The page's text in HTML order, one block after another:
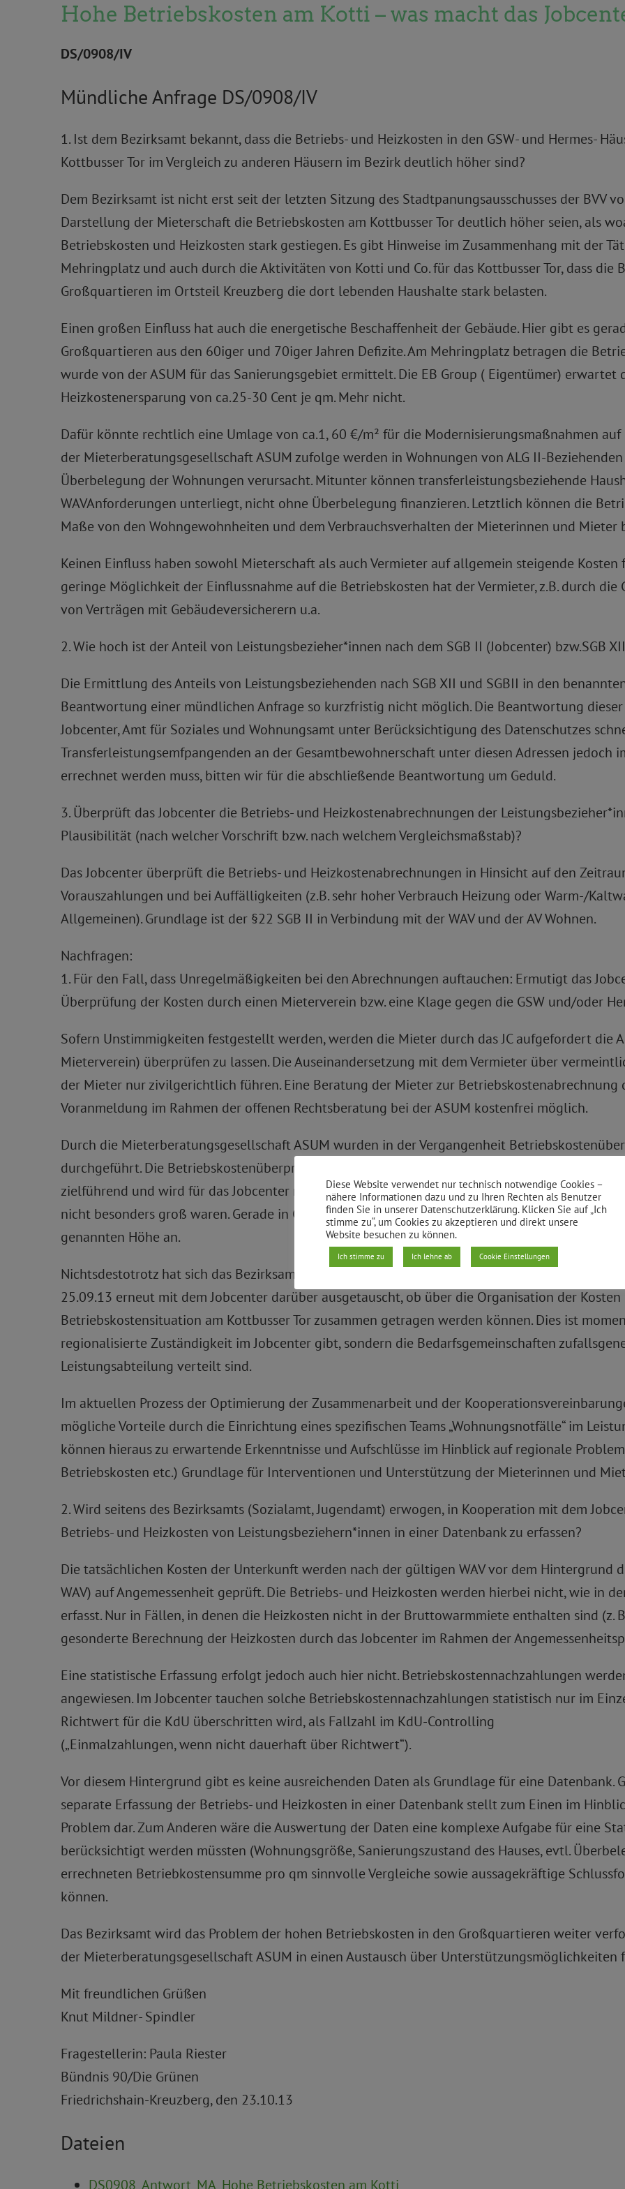
Hohe Betriebskosten am Kotti – was macht das
DS/0908/IV
Mündliche Anfrage DS/0908/IV
1. Ist dem Bezirksamt bekannt, dass die Betriebs- und Heizkosten in den GSW- und Hermes-
Kottbusser Tor im Vergleich zu anderen Häusern im Bezirk deutlich höher sind?
Dem Bezirksamt ist nicht erst seit der letzten Sitzung des Stadtpanungsausschusses der BVV
Darstellung der Mieterschaft die Betriebskosten am Kottbusser Tor deutlich höher seien, als
Betriebskosten und Heizkosten stark gestiegen. Es gibt Hinweise im Zusammenhang mit der
Mehringplatz und auch durch die Aktivitäten von Kotti und Co. für das Kottbusser Tor, dass die
Großquartieren im Ortsteil Kreuzberg die dort lebenden Haushalte stark belasten.
Einen großen Einfluss hat auch die energetische Beschaffenheit der Gebäude. Hier gibt es
Großquartieren aus den 60iger und 70iger Jahren Defizite. Am Mehringplatz betragen die
wurde von der ASUM für das Sanierungsgebiet ermittelt. Die EB Group ( Eigentümer) erwartet
Heizkostenersparung von ca.25-30 Cent je qm. Mehr nicht.
Dafür könnte rechtlich eine Umlage von ca.1, 60 €/m² für die Modernisierungsmaßnahmen
der Mieterberatungsgesellschaft ASUM zufolge werden in Wohnungen von ALG II-
Überbelegung der Wohnungen verursacht. Mitunter können transferleistungsbeziehende
WAVAnforderungen unterliegt, nicht ohne Überbelegung finanzieren. Letztlich können die
Maße von den Wohngewohnheiten und dem Verbrauchsverhalten der Mieterinnen und Mieter
Keinen Einfluss haben sowohl Mieterschaft als auch Vermieter auf allgemein steigende Kosten
geringe Möglichkeit der Einflussnahme auf die Betriebskosten hat der Vermieter, z.B. durch die
von Verträgen mit Gebäudeversicherern u.a.
2. Wie hoch ist der Anteil von Leistungsbezieher*innen nach dem SGB II (Jobcenter) bzw.SGB
Die Ermittlung des Anteils von Leistungsbeziehenden nach SGB XII und SGBII in den
Beantwortung einer mündlichen Anfrage so kurzfristig nicht möglich. Die Beantwortung
Jobcenter, Amt für Soziales und Wohnungsamt unter Berücksichtigung des Datenschutzes
Transferleistungsemfpangenden an der Gesamtbewohnerschaft unter diesen Adressen jedoch
errechnet werden muss, bitten wir für die abschließende Beantwortung um Geduld.
3. Überprüft das Jobcenter die Betriebs- und Heizkostenabrechnungen der
Plausibilität (nach welcher Vorschrift bzw. nach welchem Vergleichsmaßstab)?
Das Jobcenter überprüft die Betriebs- und Heizkostenabrechnungen in Hinsicht auf den
Vorauszahlungen und bei Auffälligkeiten (z.B. sehr hoher Verbrauch Heizung oder Warm-/
Allgemeinen). Grundlage ist der §22 SGB II in Verbindung mit der WAV und der AV Wohnen.
Nachfragen:
1. Für den Fall, dass Unregelmäßigkeiten bei den Abrechnungen auftauchen: Ermutigt das
Überprüfung der Kosten durch einen Mieterverein bzw. eine Klage gegen die GSW und/oder
Sofern Unstimmigkeiten festgestellt werden, werden die Mieter durch das JC aufgefordert die
Mieterverein) überprüfen zu lassen. Die Auseinandersetzung mit dem Vermieter über
der Mieter nur zivilgerichtlich führen. Eine Beratung der Mieter zur Betriebskostenabrechnung
Voranmeldung im Rahmen der offenen Rechtsberatung bei der ASUM kostenfrei möglich.
Durch die Mieterberatungsgesellschaft ASUM wurden in der Vergangenheit
durchgeführt. Die Betriebskostenüberprüfung mit umfangreicher Stellungnahme zur
zielführend und wird für das Jobcenter nicht mehr durchgeführt. Im Ergebnis musste
nicht besonders groß waren. Gerade in Großsiedlungen fallen die Betriebskosten auf Grund
genannten Höhe an.
Nichtsdestotrotz hat sich das Bezirksamt nach der Sitzung im Stadtplanungsauschuss vom
25.09.13 erneut mit dem Jobcenter darüber ausgetauscht, ob über die Organisation der
Betriebskostensituation am Kottbusser Tor zusammen getragen werden können. Dies ist
regionalisierte Zuständigkeit im Jobcenter gibt, sondern die Bedarfsgemeinschaften
Leistungsabteilung verteilt sind.
Im aktuellen Prozess der Optimierung der Zusammenarbeit und der
mögliche Vorteile durch die Einrichtung eines spezifischen Teams „Wohnungsnotfälle“ im
können hieraus zu erwartende Erkenntnisse und Aufschlüsse im Hinblick auf regionale
Betriebskosten etc.) Grundlage für Interventionen und Unterstützung der Mieterinnen und
2. Wird seitens des Bezirksamts (Sozialamt, Jugendamt) erwogen, in Kooperation mit dem
Betriebs- und Heizkosten von Leistungsbeziehern*innen in einer Datenbank zu erfassen?
Die tatsächlichen Kosten der Unterkunft werden nach der gültigen WAV vor dem Hintergrund
WAV) auf Angemessenheit geprüft. Die Betriebs- und Heizkosten werden hierbei nicht, wie in
erfasst. Nur in Fällen, in denen die Heizkosten nicht in der Bruttowarmmiete enthalten sind (z.
gesonderte Berechnung der Heizkosten durch das Jobcenter im Rahmen der
Eine statistische Erfassung erfolgt jedoch auch hier nicht. Betriebskostennachzahlungen
angewiesen. Im Jobcenter tauchen solche Betriebskostennachzahlungen statistisch nur im
Richtwert für die KdU überschritten wird, als Fallzahl im KdU-Controlling
(„Einmalzahlungen, wenn nicht dauerhaft über Richtwert“).
Vor diesem Hintergrund gibt es keine ausreichenden Daten als Grundlage für eine Datenbank.
separate Erfassung der Betriebs- und Heizkosten in einer Datenbank stellt zum Einen im
Problem dar. Zum Anderen wäre die Auswertung der Daten eine komplexe Aufgabe für eine
berücksichtigt werden müssten (Wohnungsgröße, Sanierungszustand des Hauses, evtl.
errechneten Betriebkostensumme pro qm sinnvolle Vergleiche sowie aussagekräftige
können.
Das Bezirksamt wird das Problem der hohen Betriebskosten in den Großquartieren weiter
der Mieterberatungsgesellschaft ASUM in einen Austausch über
Mit freundlichen Grüßen
Knut Mildner- Spindler
Fragestellerin: Paula Riester
Bündnis 90/Die Grünen
Friedrichshain-Kreuzberg, den 23.10.13
Dateien
DS0908_Antwort_MA_Hohe Betriebskosten am Kotti
Diese Website verwendet nur technisch notwendige Cookies –
nähere Informationen dazu und zu Ihren Rechten als Benutzer
finden Sie in unserer Datenschutzerklärung. Klicken Sie auf „Ich
stimme zu“, um Cookies zu akzeptieren und direkt unsere
Website besuchen zu können.
Ich stimme zu Ich lehne ab Cookie Einstellungen